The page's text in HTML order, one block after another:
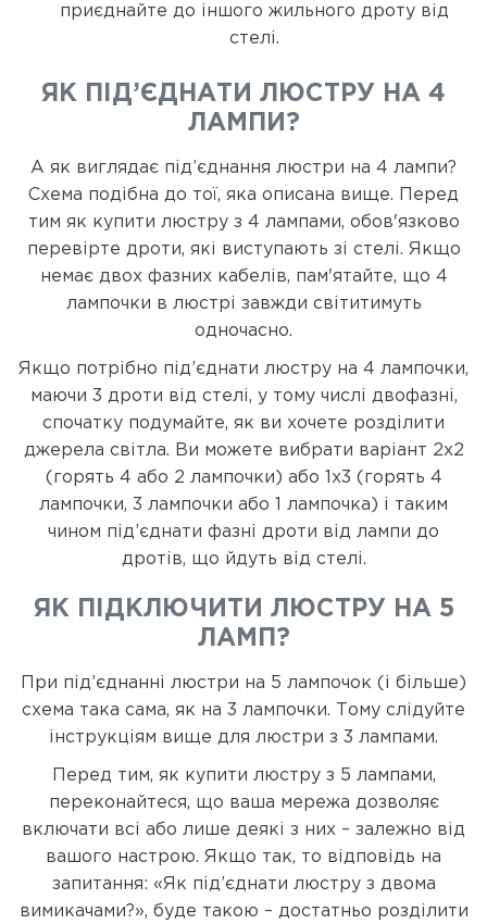
приєднайте до іншого жильного дроту від
стелі.
ЯК ПІД’ЄДНАТИ ЛЮСТРУ НА 4
ЛАМПИ?
А як виглядає під’єднання люстри на 4 лампи?
Схема подібна до тої, яка описана вище. Перед
тим як купити люстру з 4 лампами, обов'язково
перевірте дроти, які виступають зі стелі. Якщо
немає двох фазних кабелів, пам'ятайте, що 4
лампочки в люстрі завжди світитимуть
одночасно.
Якщо потрібно під’єднати люстру на 4 лампочки,
маючи 3 дроти від стелі, у тому числі двофазні,
спочатку подумайте, як ви хочете розділити
джерела світла. Ви можете вибрати варіант 2x2
(горять 4 або 2 лампочки) або 1x3 (горять 4
лампочки, 3 лампочки або 1 лампочка) і таким
чином під’єднати фазні дроти від лампи до
дротів, що йдуть від стелі.
ЯК ПІДКЛЮЧИТИ ЛЮСТРУ НА 5
ЛАМП?
При під’єднанні люстри на 5 лампочок (і більше)
схема така сама, як на 3 лампочки. Тому слідуйте
інструкціям вище для люстри з 3 лампами.
Перед тим, як купити люстру з 5 лампами,
переконайтеся, що ваша мережа дозволяє
включати всі або лише деякі з них – залежно від
вашого настрою. Якщо так, то відповідь на
запитання: «Як під’єднати люстру з двома
вимикачами?», буде такою – достатньо розділити